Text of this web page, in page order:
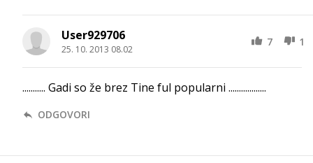
User929706
25. 10. 2013 08.02
7 1
........... Gadi so že brez Tine ful popularni ..................
ODGOVORI